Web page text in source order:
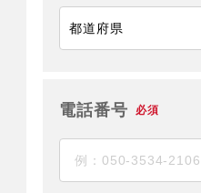
電話番号 必須